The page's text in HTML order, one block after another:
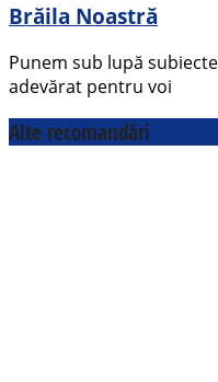
Brăila Noastră
Punem sub lupă
adevărat pentru voi
Alte recomandări